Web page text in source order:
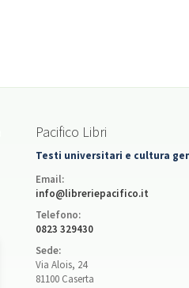
Pacifico Libri
Testi universitari e cultura
Email:
info@libreriepacifico.it
Telefono:
0823 329430
Sede:
Via Alois, 24
81100 Caserta